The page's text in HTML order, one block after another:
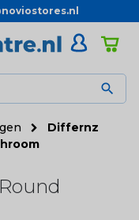

Differnz